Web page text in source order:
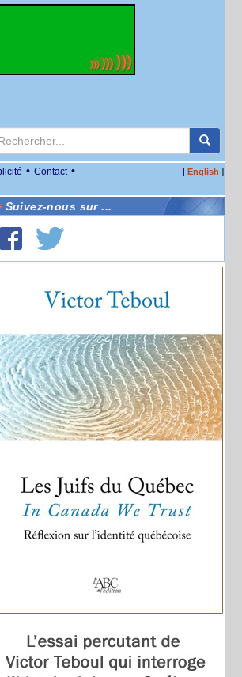
• Contact • [English ]
Suivez-nous sur ...